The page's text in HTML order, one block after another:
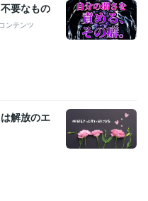
カード
人生総合
要なもの
コンテンツ
解放のエ